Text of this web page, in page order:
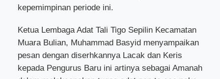
kepemimpinan periode ini.
Ketua Lembaga Adat Tali Tigo Sepilin Kecamatan
Muara Bulian, Muhammad Basyid menyampaikan
pesan dengan diserhkannya Lacak dan Keris
kepada Pengurus Baru ini artinya sebagai Amanah